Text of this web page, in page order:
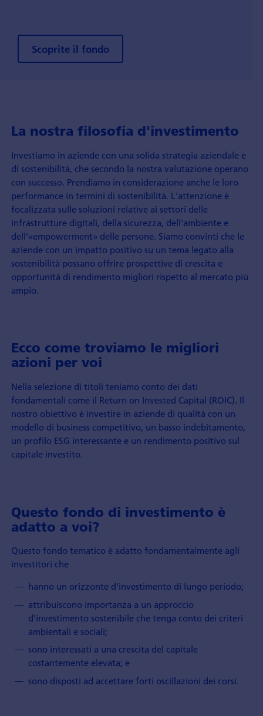
Scoprite il fondo
La nostra filosofia d'investimento
Investiamo in aziende con una solida strategia aziendale e
di sostenibilità, che secondo la nostra valutazione operano
con successo. Prendiamo in considerazione anche le loro
performance in termini di sostenibilità. L'attenzione è
focalizzata sulle soluzioni relative ai settori delle
infrastrutture digitali, della sicurezza, dell'ambiente e
dell’«empowerment» delle persone. Siamo convinti che le
aziende con un impatto positivo su un tema legato alla
sostenibilità possano offrire prospettive di crescita e
opportunità di rendimento migliori rispetto al mercato più
ampio.
Ecco come troviamo le migliori
azioni per voi
Nella selezione di titoli teniamo conto dei dati
fondamentali come il Return on Invested Capital (ROIC). Il
nostro obiettivo è investire in aziende di qualità con un
modello di business competitivo, un basso indebitamento,
un profilo ESG interessante e un rendimento positivo sul
capitale investito.
Questo fondo di investimento è
adatto a voi?
Questo fondo tematico è adatto fondamentalmente agli
investitori che
hanno un orizzonte d'investimento di lungo periodo;
attribuiscono importanza a un approccio
d'investimento sostenibile che tenga conto dei criteri
ambientali e sociali;
sono interessati a una crescita del capitale
costantemente elevata; e
sono disposti ad accettare forti oscillazioni dei corsi.